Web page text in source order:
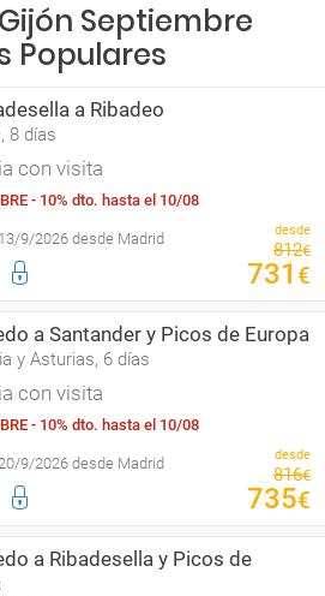
Septiembre
Populares
a Ribadeo
8 días
con visita
- 10% dto. hasta el 10/08
9/2026 desde Madrid desde
812€
731 €
a Santander y Picos de Europa
y Asturias, 6 días
con visita
- 10% dto. hasta el 10/08
9/2026 desde Madrid desde
816€
735€
a Ribadesella y Picos de